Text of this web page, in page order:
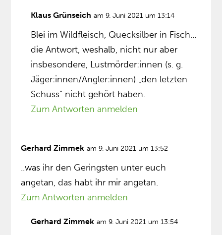
Klaus Grünseich am 9. Juni 2021 um 13:14
Blei im Wildfleisch, Quecksilber in Fisch…
die Antwort, weshalb, nicht nur aber
insbesondere, Lustmörder:innen (s. g.
Jäger:innen/Angler:innen) „den letzten
Schuss” nicht gehört haben.
Zum Antworten anmelden
Gerhard Zimmek am 9. Juni 2021 um 13:52
..was ihr den Geringsten unter euch
angetan, das habt ihr mir angetan.
Zum Antworten anmelden
Gerhard Zimmek am 9. Juni 2021 um 13:54